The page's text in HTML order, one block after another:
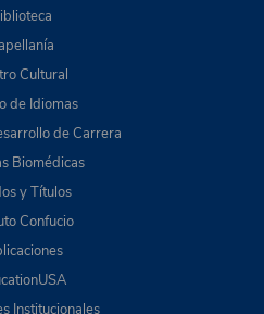
Cultural
de Idiomas
de Carrera
Biomédicas
y Títulos
Confucio
Institucionales